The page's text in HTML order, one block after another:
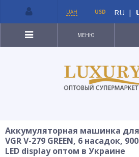
МЕНЮ
Аккумуляторная машинка
VGR V-279 GREEN, 6 насадок,
LED display оптом в Украине
UAH USD RU |